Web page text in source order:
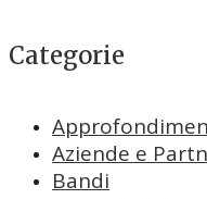
Categorie
Aziende e
Bandi